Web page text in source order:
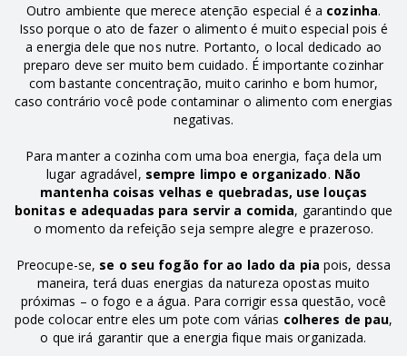
Outro ambiente que merece atenção especial é a cozinha.
Isso porque o ato de fazer o alimento é muito especial pois é
a energia dele que nos nutre. Portanto, o local dedicado ao
preparo deve ser muito bem cuidado. É importante cozinhar
com bastante concentração, muito carinho e bom humor,
caso contrário você pode contaminar o alimento com energias
negativas.
Para manter a cozinha com uma boa energia, faça dela um
lugar agradável, sempre limpo e organizado. Não
mantenha coisas velhas e quebradas, use louças
bonitas e adequadas para servir a comida, garantindo que
o momento da refeição seja sempre alegre e prazeroso.
Preocupe-se, se o seu fogão for ao lado da pia pois, dessa
maneira, terá duas energias da natureza opostas muito
próximas – o fogo e a água. Para corrigir essa questão, você
pode colocar entre eles um pote com várias colheres de pau,
o que irá garantir que a energia fique mais organizada.